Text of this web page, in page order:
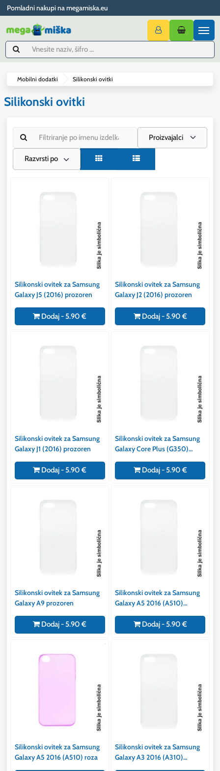
Pomladni nakupi na megamiska.eu
Mobilni dodatki Silikonski ovitki
Silikonski ovitki
Proizvajalci
Razvrsti po
Silikonski ovitek za Samsung
Galaxy J5 (2016) prozoren
Dodaj - 5.90 €
Silikonski ovitek za Samsung
Galaxy J2 (2016) prozoren
Dodaj - 5.90 €
Silikonski ovitek za Samsung
Galaxy J1 (2016) prozoren
Dodaj - 5.90 €
Silikonski ovitek za Samsung
Galaxy Core Plus (G350)
Dodaj - 5.90 €
Silikonski ovitek za Samsung
Galaxy A9 prozoren
Dodaj - 5.90 €
Silikonski ovitek za Samsung
Galaxy A5 2016 (A510)
Dodaj - 5.90 €
Silikonski ovitek za Samsung
Galaxy A5 2016 (A510) roza
Silikonski ovitek za Samsung
Galaxy A3 2016 (A310)